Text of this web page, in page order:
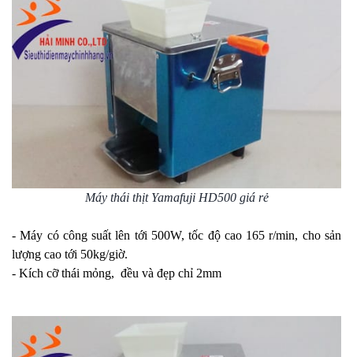
Máy thái thịt Yamafuji HD500 giá rẻ
- Máy có công suất lên tới 500W, tốc độ cao 165 r/min, cho sản
lượng cao tới 50kg/giờ.
- Kích cỡ thái mỏng, đều và đẹp chỉ 2mm